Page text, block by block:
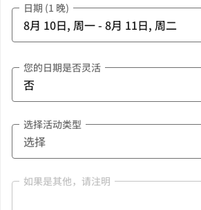
日期 (1 晚)
您的日期是否灵活
选择活动类型
如果是其他，请注明